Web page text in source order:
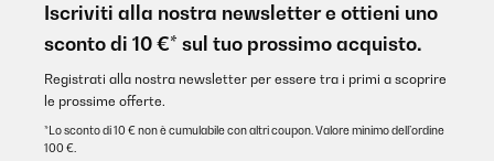
Amazon-Benutzer
VALUTAZIONE VERIFICATA
Iscriviti alla nostra newsletter e ottieni uno
sconto di 10 €* sul tuo prossimo acquisto.
Registrati alla nostra newsletter per essere tra i primi a scoprire
le prossime offerte.
*Lo sconto di 10 € non è cumulabile con altri coupon. Valore minimo dell’ordine
100 €.